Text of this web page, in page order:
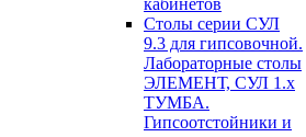
кабинетов
Столы серии СУЛ
9.3 для гипсовочной.
Лабораторные столы
ЭЛЕМЕНТ, СУЛ 1.х
ТУМБА.
Гипсоотстойники и